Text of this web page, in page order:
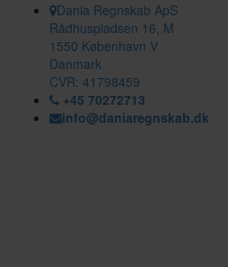
Dania Regnskab ApS
Rådhuspladsen 16, M
1550 København V
Danmark
CVR: 41798459
+45 70272713
info@daniaregnskab.dk